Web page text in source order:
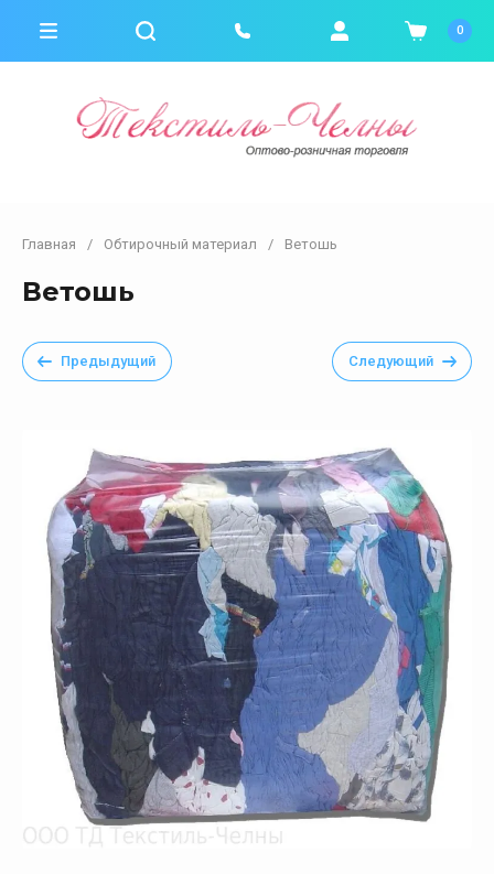
0
Главная / Обтирочный материал / Ветошь
Ветошь
Предыдущий Следующий